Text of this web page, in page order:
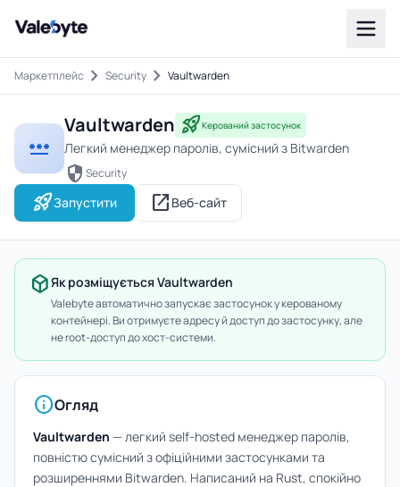
Valebyte
Маркетплейс chevron_right Security chevron_right Vaultwarden
password
Vaultwarden rocket_launchКерований застосунок
Легкий менеджер паролів, сумісний з Bitwarden
security Security
rocket_launchЗапустити open_in_new Веб-сайт
deployed_codeЯк розміщується Vaultwarden
Valebyte автоматично запускає застосунок у керованому
контейнері. Ви отримуєте адресу й доступ до застосунку, але
не root-доступ до хост-системи.
infoОгляд
Vaultwarden — легкий self-hosted менеджер паролів,
повністю сумісний з офіційними застосунками та
розширеннями Bitwarden. Написаний на Rust, спокійно